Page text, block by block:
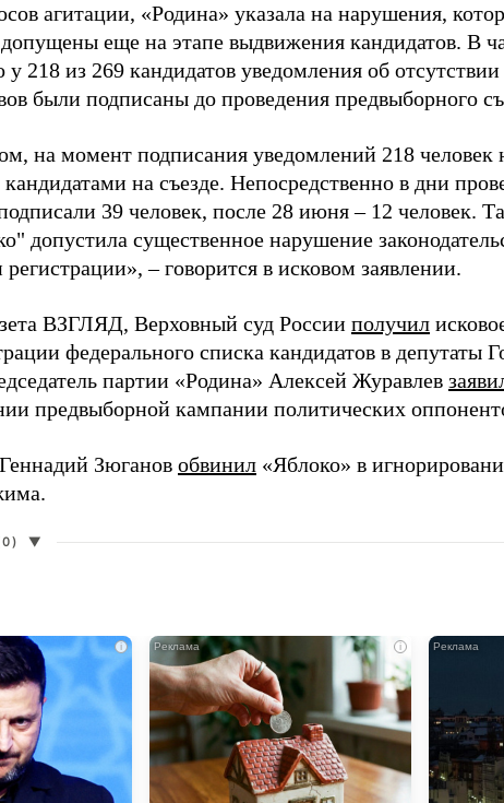
агитации, «Родина» указала на нарушения,
еще на этапе выдвижения кандидатов. В
у 218 из 269 кандидатов уведомления об
были подписаны до проведения предвыборного
на момент подписания уведомлений 218 человек
на съезде. Непосредственно в дни
39 человек, после 28 июня – 12 человек.
допустила существенное нарушение
– говорится в исковом заявлении.
ВЗГЛЯД, Верховный суд России получил
федерального списка кандидатов в депутаты
партии «Родина» Алексей Журавлев
предвыборной кампании политических
Зюганов обвинил «Яблоко» в
▼
i i